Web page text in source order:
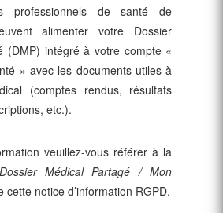
professionnels de santé de
alimenter votre Dossier
(DMP) intégré à votre compte «
» avec les documents utiles à
(comptes rendus, résultats
etc.).
veuillez-vous référer à la
Médical Partagé / Mon
cette notice d’information RGPD.